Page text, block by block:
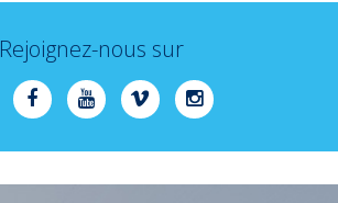
Rejoignez-nous sur